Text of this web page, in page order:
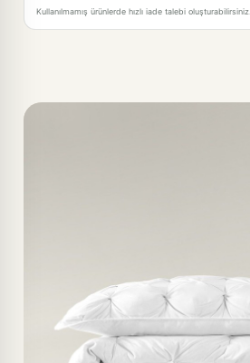
Kullanılmamış ürünlerde hızlı iade talebi oluşturabilirsiniz.